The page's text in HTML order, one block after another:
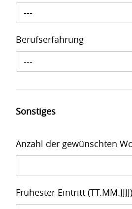
---
Berufserfahrung
---
Sonstiges
Anzahl der gewünschten
Frühester Eintritt (TT.MM.JJJJ)